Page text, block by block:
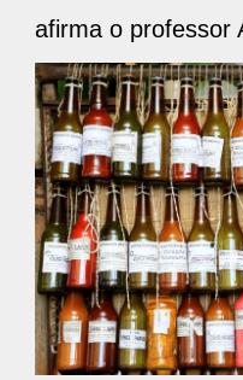
afirma o professor